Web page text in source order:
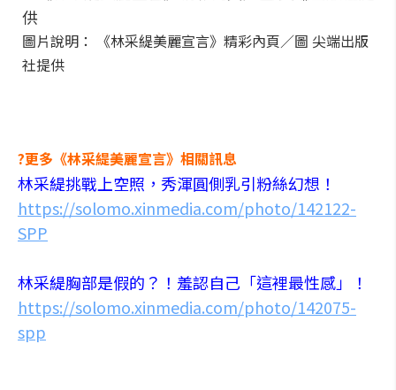
圖片說明： 《林采緹美麗宣言》精彩內頁／圖 尖端出版
社提供
?更多《林采緹美麗宣言》相關訊息
林采緹挑戰上空照，秀渾圓側乳引粉絲幻想！
https://solomo.xinmedia.com/photo/142122-
SPP
林采緹胸部是假的？！羞認自己「這裡最性感」！
https://solomo.xinmedia.com/photo/142075-
spp